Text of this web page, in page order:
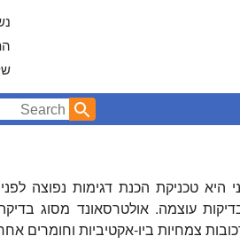
היא טכניקת הכנת דגימות נפוצה
עוצמה. אולטרסאונד מסוג